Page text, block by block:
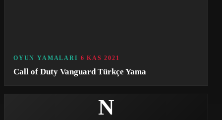
OYUN YAMALARI 6 KAS 2021
Call of Duty Vanguard Türkçe Yama
N